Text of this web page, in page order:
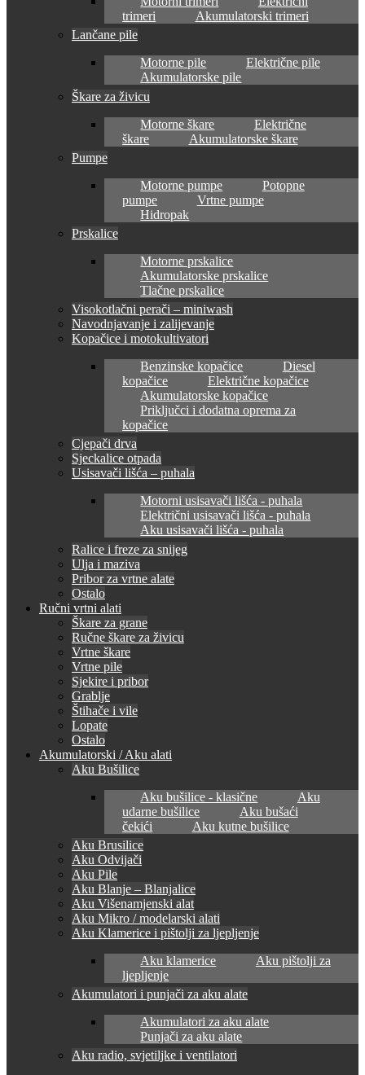
trimeri
Akumulatorski trimeri
Lančane pile
Motorne pile
Električne pile
Akumulatorske pile
Škare za živicu
Motorne škare
Električne
škare
Akumulatorske škare
Pumpe
Motorne pumpe
Potopne
pumpe
Vrtne pumpe
Hidropak
Prskalice
Motorne prskalice
Akumulatorske prskalice
Tlačne prskalice
Visokotlačni perači – miniwash
Navodnjavanje i zalijevanje
Kopačice i motokultivatori
Benzinske kopačice
Diesel
kopačice
Električne kopačice
Akumulatorske kopačice
Priključci i dodatna oprema za
kopačice
Cjepači drva
Sjeckalice otpada
Usisavači lišća – puhala
Motorni usisavači lišća - puhala
Električni usisavači lišća - puhala
Aku usisavači lišća - puhala
Ralice i freze za snijeg
Ulja i maziva
Pribor za vrtne alate
Ostalo
Ručni vrtni alati
Škare za grane
Ručne škare za živicu
Vrtne škare
Vrtne pile
Sjekire i pribor
Grablje
Štihače i vile
Lopate
Ostalo
Akumulatorski / Aku alati
Aku Bušilice
Aku bušilice - klasične
Aku
udarne bušilice
Aku bušaći
čekići
Aku kutne bušilice
Aku Brusilice
Aku Odvijači
Aku Pile
Aku Blanje – Blanjalice
Aku Višenamjenski alat
Aku Mikro / modelarski alati
Aku Klamerice i pištolji za ljepljenje
Aku klamerice
Aku pištolji za
ljepljenje
Akumulatori i punjači za aku alate
Akumulatori za aku alate
Punjači za aku alate
Aku radio, svjetiljke i ventilatori